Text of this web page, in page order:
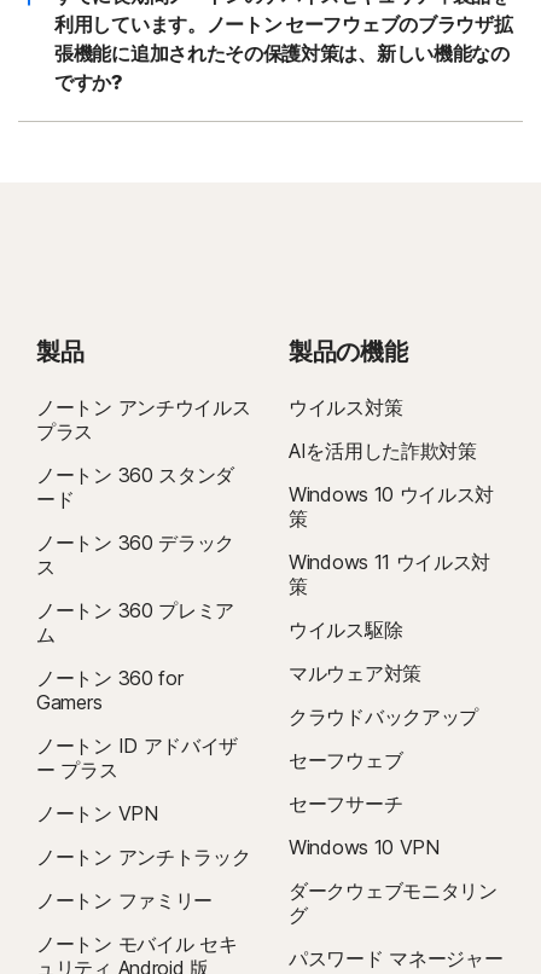
利用しています。ノートン セーフウェブのブラウザ拡
張機能に追加されたその保護対策は、新しい機能なの
ですか?
製品
ノートン アンチウイルス
プラス
ノートン 360 スタンダ
ード
ノートン 360 デラック
ス
ノートン 360 プレミア
ム
ノートン 360 for
Gamers
ノートン ID アドバイザ
ー プラス
ノートン VPN
ノートン アンチトラック
ノートン ファミリー
ノートン モバイル セキ
ュリティ Android 版
製品の機能
ウイルス対策
AIを活用した詐欺対策
Windows 10 ウイルス対
策
Windows 11 ウイルス対
策
ウイルス駆除
マルウェア対策
クラウドバックアップ
セーフウェブ
セーフサーチ
Windows 10 VPN
ダークウェブモニタリン
グ
パスワード マネージャー